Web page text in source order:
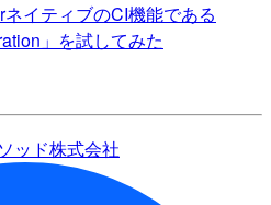
イティブのCI機能である
」を試してみた
ッド株式会社